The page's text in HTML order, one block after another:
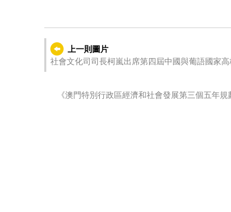
上一則圖片
社會文化司司長柯嵐出席第四屆中國與葡語國家
《澳門特別行政區經濟和社會發展第三個五年